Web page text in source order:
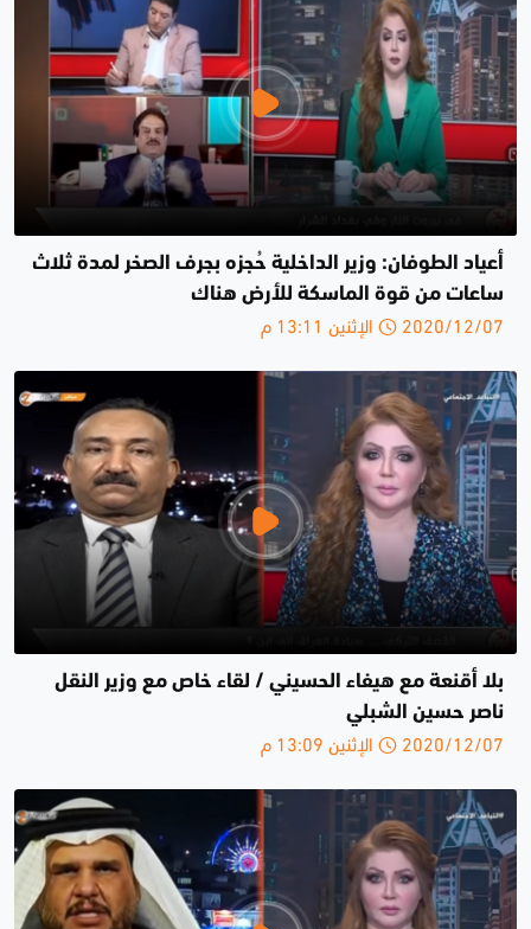
أعياد الطوفان: وزير الداخلية حُجزه بجرف الصخر لمدة ثلاث
ساعات من قوة الماسكة للأرض هناك
2020/12/07 الإثنين 13:11 م
بلا أقنعة مع هيفاء الحسيني / لقاء خاص مع وزير النقل
ناصر حسين الشبلي
2020/12/07 الإثنين 13:09 م